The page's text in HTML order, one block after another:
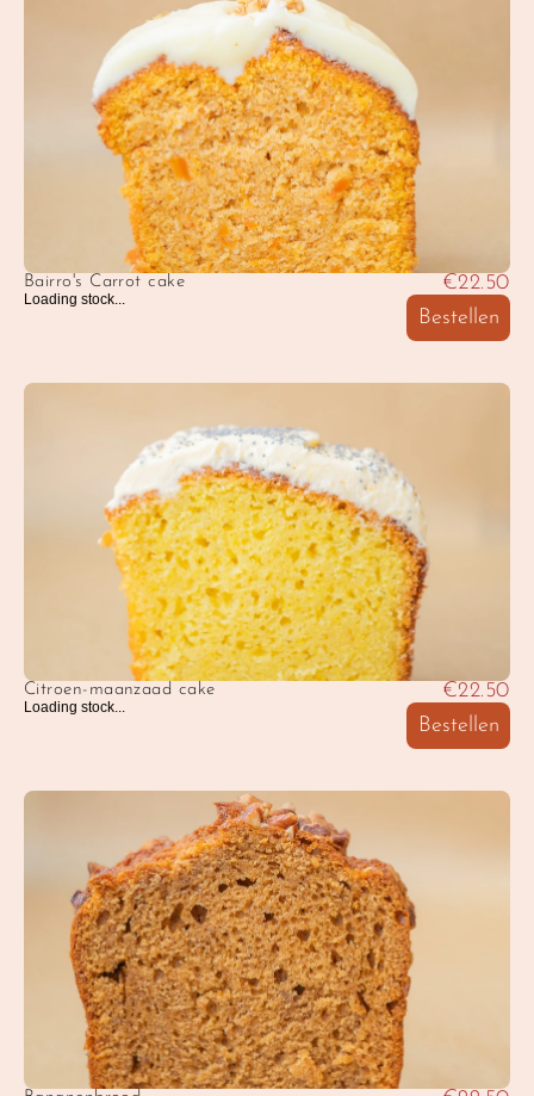
Bairro's Carrot cake
Loading stock...
€22.50
Bestellen
Citroen-maanzaad cake
Loading stock...
€22.50
Bestellen